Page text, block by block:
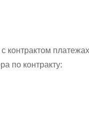
по контракту: